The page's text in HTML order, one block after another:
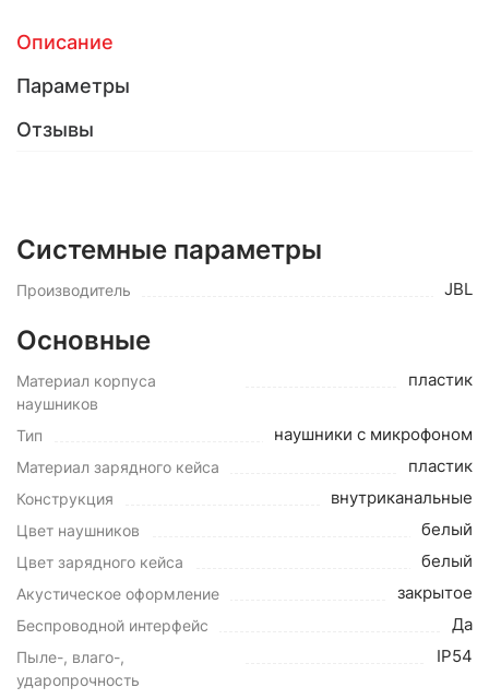
Описание
Параметры
Отзывы
Системные параметры
Производитель JBL
Основные
Материал корпуса
наушников
пластик
Тип наушники с микрофоном
Материал зарядного кейса пластик
Конструкция внутриканальные
Цвет наушников белый
Цвет зарядного кейса белый
Акустическое оформление закрытое
Беспроводной интерфейс Да
Пыле-, влаго-,
ударопрочность
IP54